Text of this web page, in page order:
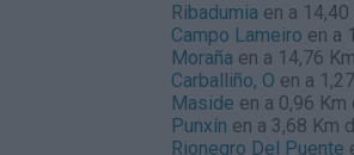
Ribadumia en a
Campo Lameiro en a
Moraña en a 14,76
Carballiño, O en a
Maside en a 0,96
Punxín en a 3,68 Km
Rionegro Del Puente